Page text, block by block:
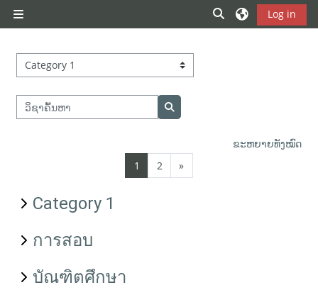
ແຜງດ້ານຂ້າງ
ສະຫຼັບການປ້ອນຂໍ້ມູ
Log in
ປະເພດວິຊາ
ວິຊາຄົ້ນຫາ
ວິຊາຄົ້ນຫາ
ຂະຫຍາຍທັງໝົດ
1 ໜ້າ 1
2ໜ້າ 2
»ໜ້າຕໍ່ໄປ
Category 1
การสอบ
บัณฑิตศึกษา